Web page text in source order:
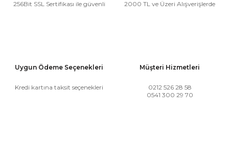
256Bit SSL Sertifikası ile güvenli 2000 TL ve Üzeri Alışverişlerde
Uygun Ödeme Seçenekleri
Kredi kartına taksit seçenekleri
Müşteri Hizmetleri
0212 526 28 58
0541 300 29 70